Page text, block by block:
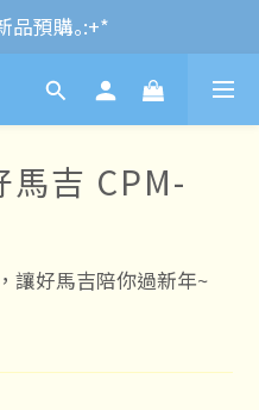
滿千折百~RUN~:+*
品預購｡:+*
公告｡:+*
滿千折百~RUN~:+*
吉 CPM-
讓好馬吉陪你過新年~